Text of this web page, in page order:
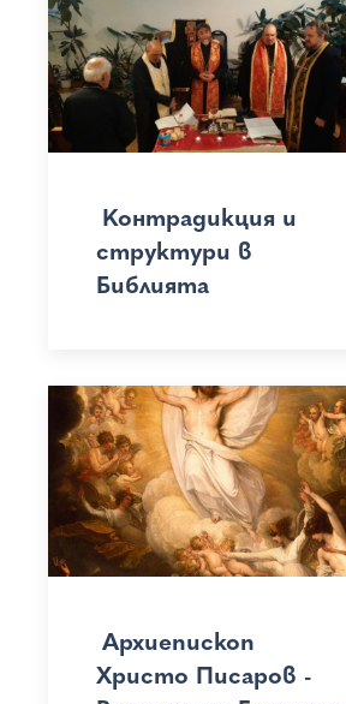
Контрадикция и
структури в
Библията
Архиепископ
Христо Писаров -